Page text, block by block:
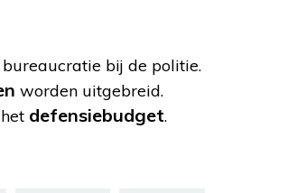
bij de politie.
worden uitgebreid.
defensiebudget.